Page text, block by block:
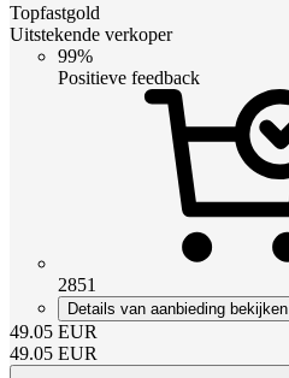
Topfastgold
Uitstekende verkoper
99%
Positieve feedback
2851
Details van aanbieding bekijken
49.05 EUR
49.05 EUR